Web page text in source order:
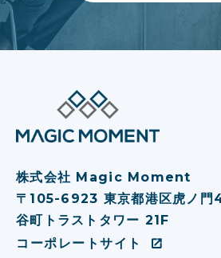
株式会社 Magic Moment
〒105-6923 東京都港区虎ノ
⾕町トラストタワー 21F
コーポレートサイト